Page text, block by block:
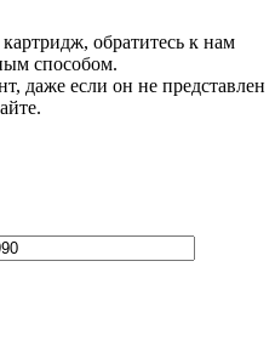
обратитесь к нам
способом.
даже если он не представлен